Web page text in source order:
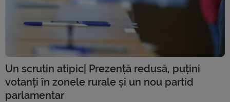
Un scrutin atipic| Prezență redusă, puțini
votanți în zonele rurale și un nou partid
parlamentar